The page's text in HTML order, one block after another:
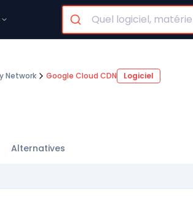
Network Google Cloud CDN Logiciel
Alternatives